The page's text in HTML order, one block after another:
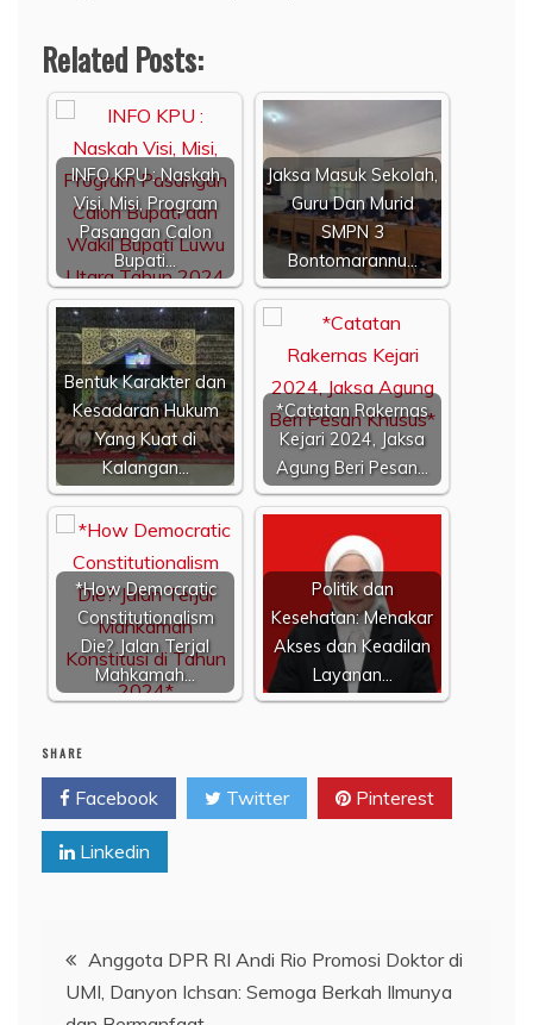
Related Posts:
INFO KPU : Naskah
Visi, Misi, Program
Pasangan Calon
Bupati…
Jaksa Masuk Sekolah,
Guru Dan Murid
SMPN 3
Bontomarannu…
Bentuk Karakter dan
Kesadaran Hukum
Yang Kuat di
Kalangan…
*Catatan Rakernas
Kejari 2024, Jaksa
Agung Beri Pesan…
*How Democratic
Constitutionalism
Die? Jalan Terjal
Mahkamah…
Politik dan
Kesehatan: Menakar
Akses dan Keadilan
Layanan…
SHARE
Facebook Twitter Pinterest
Linkedin
Navigasi
Anggota DPR RI Andi Rio Promosi Doktor di
UMI, Danyon Ichsan: Semoga Berkah Ilmunya